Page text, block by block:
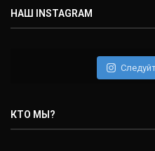
Дэниель
(22-2-0, 1)
НАШ INSTAGRAM
КТО МЫ?